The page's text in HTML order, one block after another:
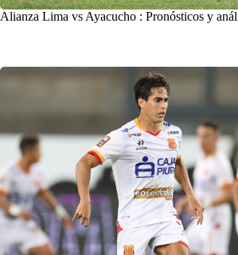
Alianza Lima vs Ayacucho : Pronósticos y